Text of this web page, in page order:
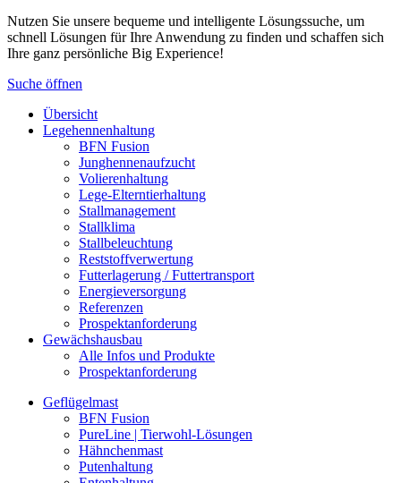
Nutzen Sie unsere bequeme und intelligente Lösungssuche, um
schnell Lösungen für Ihre Anwendung zu finden und schaffen sich
Ihre ganz persönliche Big Experience!
Suche öffnen
Übersicht
Legehennenhaltung
BFN Fusion
Junghennenaufzucht
Volierenhaltung
Lege-Elterntierhaltung
Stallmanagement
Stallklima
Stallbeleuchtung
Reststoffverwertung
Futterlagerung / Futtertransport
Energieversorgung
Referenzen
Prospektanforderung
Gewächshausbau
Alle Infos und Produkte
Prospektanforderung
Geflügelmast
BFN Fusion
PureLine | Tierwohl-Lösungen
Hähnchenmast
Putenhaltung